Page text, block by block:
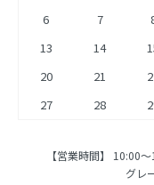
6
7
13
14
20
21
27
28
【営業時間】 10:00
グレ